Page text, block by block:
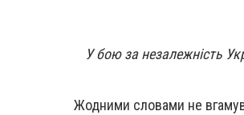
У бою за незалежність
Жодними словами не